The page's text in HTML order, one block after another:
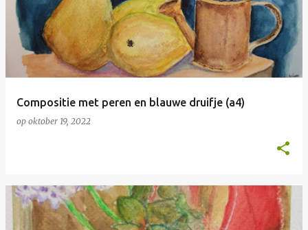
Compositie met peren en blauwe druifje (a4)
op oktober 19, 2022